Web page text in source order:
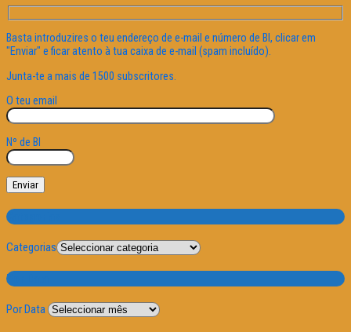
Basta introduzires o teu endereço de e-mail e número de BI, clicar em
"Enviar" e ficar atento à tua caixa de e-mail (spam incluído).
Junta-te a mais de 1500 subscritores.
O teu email
Nº de BI
Categorias
Categorias
Por Data
Por Data